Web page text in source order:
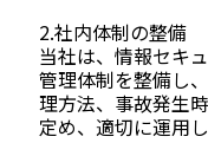
2.社内体制の整備
当社は、情報セキ
管理体制を整備し
理方法、事故発生
定め、適切に運用し